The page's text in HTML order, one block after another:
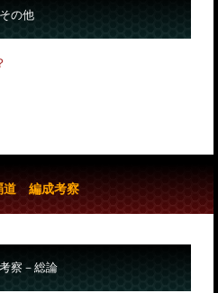
その他
道 編成考察
察－総論